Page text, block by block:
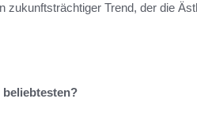
zukunftsträchtiger Trend, der die
beliebtesten?